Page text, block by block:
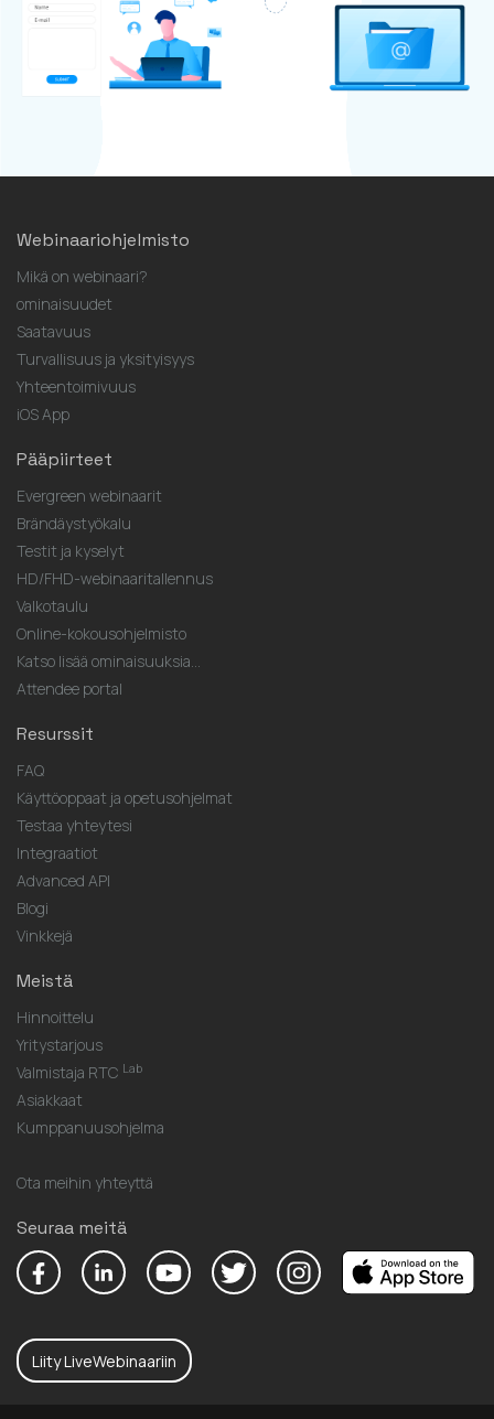
Webinaariohjelmisto
Mikä on webinaari?
ominaisuudet
Saatavuus
Turvallisuus ja yksityisyys
Yhteentoimivuus
iOS App
Pääpiirteet
Evergreen webinaarit
Brändäystyökalu
Testit ja kyselyt
HD/FHD-webinaaritallennus
Valkotaulu
Online-kokousohjelmisto
Katso lisää ominaisuuksia...
Attendee portal
Resurssit
FAQ
Käyttöoppaat ja opetusohjelmat
Testaa yhteytesi
Integraatiot
Advanced API
Blogi
Vinkkejä
Meistä
Hinnoittelu
Yritystarjous
Valmistaja RTC Lab
Asiakkaat
Kumppanuusohjelma
Ota meihin yhteyttä
Seuraa meitä
Liity LiveWebinaariin